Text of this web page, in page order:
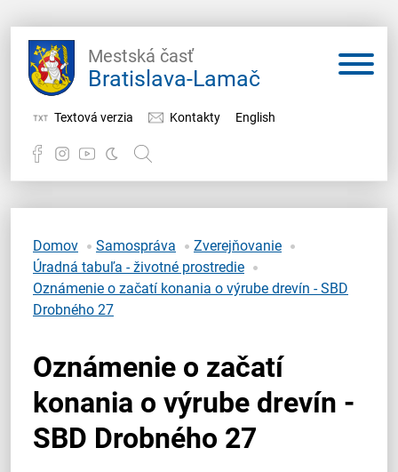
Mestská časť
Bratislava-Lamač
Textová verzia Kontakty English
Samospráva
Miestny úrad
O Lamači
Domov Samospráva
Zverejňovanie
Úradná tabuľa - životné prostredie
Oznámenie o začatí konania o výrube drevín - SBD
Drobného 27
Oznámenie o začatí
konania o výrube drevín -
SBD Drobného 27